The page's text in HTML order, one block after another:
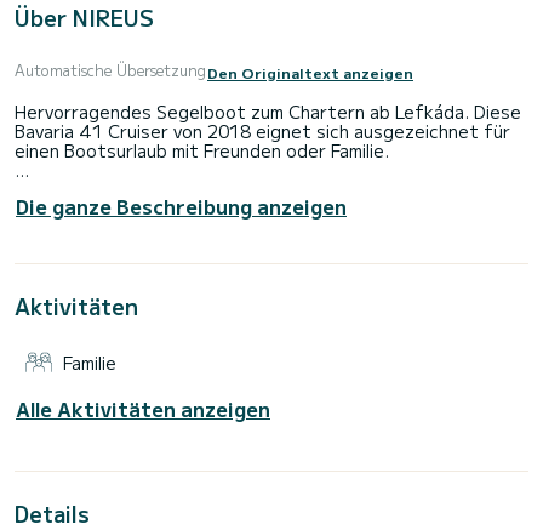
Über NIREUS
Automatische ÜbersetzungDen Originaltext anzeigen
Hervorragendes Segelboot zum Chartern ab Lefkáda. Diese
Bavaria 41 Cruiser von 2018 eignet sich ausgezeichnet für
einen Bootsurlaub mit Freunden oder Familie.
Kapazität von 7 Personen. Mit einer Gesamtlänge von 12
Metern wird es Ihr perfekter Begleiter sein, um einen
Lefkáda zu verbringen.
Dieses Bavaria 41 Cruiser verfügt über 2 Toiletten mit
Es ist unter anderem mit folgender Ausrüstung
Buchungsanfragen und unverbindliche Preisanfragen werden
Die ganze Beschreibung anzeigen
Aktivitäten
Familie
Alle Aktivitäten anzeigen
Details